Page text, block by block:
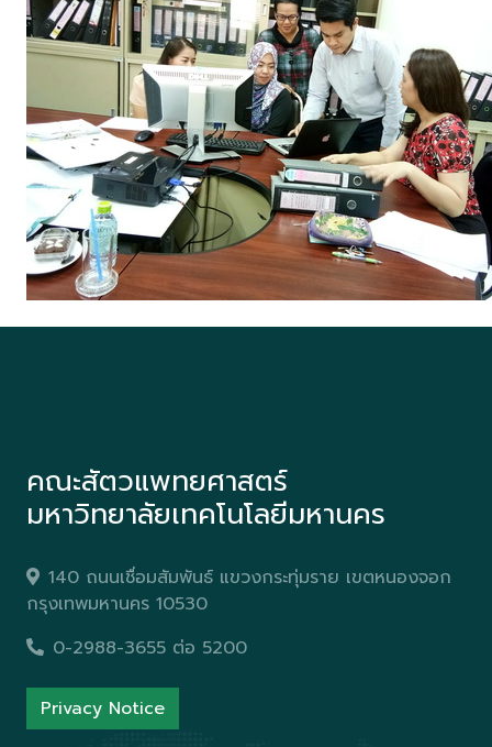
คณะสัตวแพทยศาสตร์
มหาวิทยาลัยเทคโนโลยีมหานคร
140 ถนนเชื่อมสัมพันธ์ แขวงกระทุ่มราย เขตหนองจอก
กรุงเทพมหานคร 10530
0-2988-3655 ต่อ 5200
Privacy Notice